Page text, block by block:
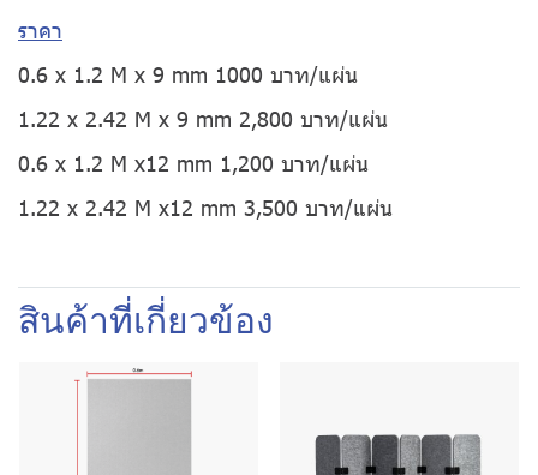
ราคา
0.6 x 1.2 M x 9 mm 1000 บาท/แผ่น
1.22 x 2.42 M x 9 mm 2,800 บาท/แผ่น
0.6 x 1.2 M x12 mm 1,200 บาท/แผ่น
1.22 x 2.42 M x12 mm 3,500 บาท/แผ่น
สินค้าที่เกี่ยวข้อง